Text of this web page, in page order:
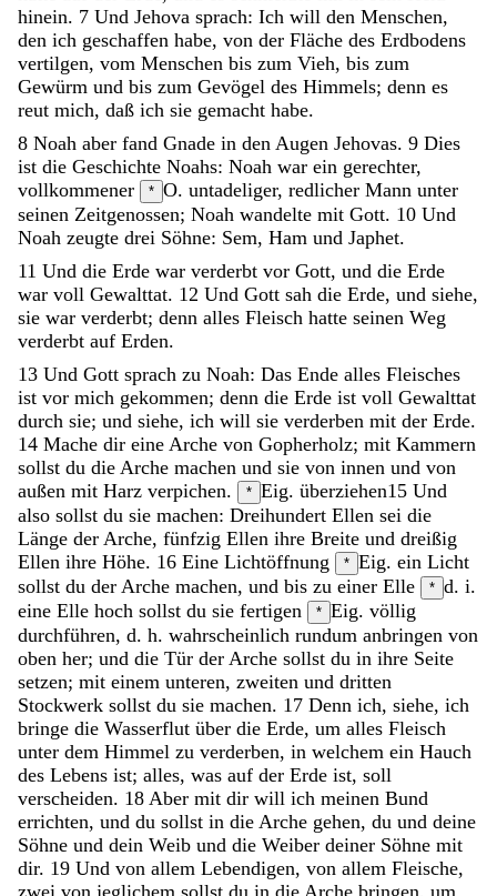
hinein. 7 Und Jehova sprach: Ich will den Menschen,
den ich geschaffen habe, von der Fläche des Erdbodens
vertilgen, vom Menschen bis zum Vieh, bis zum
Gewürm und bis zum Gevögel des Himmels; denn es
reut mich, daß ich sie gemacht habe.
8 Noah aber fand Gnade in den Augen Jehovas. 9 Dies
ist die Geschichte Noahs: Noah war ein gerechter,
vollkommener
* O. untadeliger, redlicher Mann unter
seinen Zeitgenossen; Noah wandelte mit Gott. 10 Und
Noah zeugte drei Söhne: Sem, Ham und Japhet.
11 Und die Erde war verderbt vor Gott, und die Erde
war voll Gewalttat. 12 Und Gott sah die Erde, und siehe,
sie war verderbt; denn alles Fleisch hatte seinen Weg
verderbt auf Erden.
13 Und Gott sprach zu Noah: Das Ende alles Fleisches
ist vor mich gekommen; denn die Erde ist voll Gewalttat
durch sie; und siehe, ich will sie verderben mit der Erde.
14 Mache dir eine Arche von Gopherholz; mit Kammern
sollst du die Arche machen und sie von innen und von
außen mit Harz verpichen. * Eig. überziehen15 Und
also sollst du sie machen: Dreihundert Ellen sei die
Länge der Arche, fünfzig Ellen ihre Breite und dreißig
Ellen ihre Höhe. 16 Eine Lichtöffnung * Eig. ein Licht
sollst du der Arche machen, und bis zu einer Elle * d. i.
eine Elle hoch sollst du sie fertigen * Eig. völlig
durchführen, d. h. wahrscheinlich rundum anbringen von
oben her; und die Tür der Arche sollst du in ihre Seite
setzen; mit einem unteren, zweiten und dritten
Stockwerk sollst du sie machen. 17 Denn ich, siehe, ich
bringe die Wasserflut über die Erde, um alles Fleisch
unter dem Himmel zu verderben, in welchem ein Hauch
des Lebens ist; alles, was auf der Erde ist, soll
verscheiden. 18 Aber mit dir will ich meinen Bund
errichten, und du sollst in die Arche gehen, du und deine
Söhne und dein Weib und die Weiber deiner Söhne mit
dir. 19 Und von allem Lebendigen, von allem Fleische,
zwei von jeglichem sollst du in die Arche bringen, um